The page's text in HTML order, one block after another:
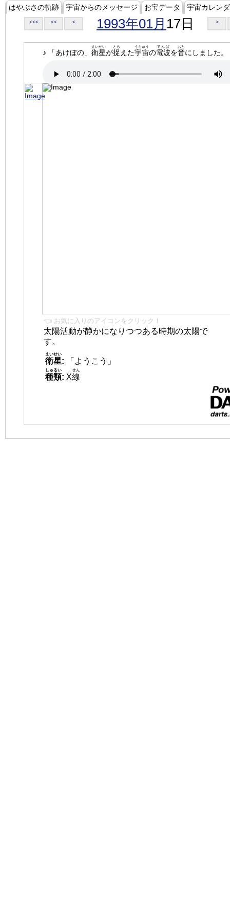
はやぶさの軌跡 宇宙からのメッセージ お宝データ 宇宙カレン
<<< << < 1993年01月 17日 >
♪ 「あけぼの」 衛星
えいせい
が捉
とら
えた宇宙
うちゅう
の電波
でんぱ
を音
おと
にしました。
👈 お気に入りのアイコンをクリック！
太陽活動が静かになりつつある時期の太陽で
す。
衛星
えいせい
:
「ようこう」
種類
しゅるい
: X線
せん